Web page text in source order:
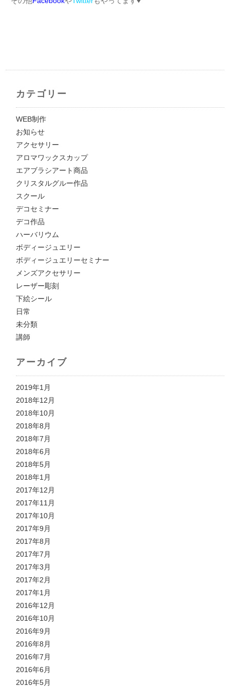
カテゴリー
WEB制作
お知らせ
アクセサリー
アロマワックスカップ
エアブラシアート商品
クリスタルグルー作品
スクール
デコセミナー
デコ作品
ハーバリウム
ボディージュエリー
ボディージュエリーセミナー
メンズアクセサリー
レーザー彫刻
下絵シール
日常
未分類
講師
アーカイブ
2019年1月
2018年12月
2018年10月
2018年8月
2018年7月
2018年6月
2018年5月
2018年1月
2017年12月
2017年11月
2017年10月
2017年9月
2017年8月
2017年7月
2017年3月
2017年2月
2017年1月
2016年12月
2016年10月
2016年9月
2016年8月
2016年7月
2016年6月
2016年5月